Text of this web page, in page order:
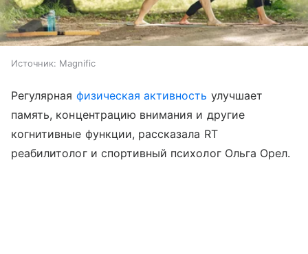
Источник: Magnific
Регулярная физическая активность улучшает
память, концентрацию внимания и другие
когнитивные функции, рассказала RT
реабилитолог и спортивный психолог Ольга Орел.